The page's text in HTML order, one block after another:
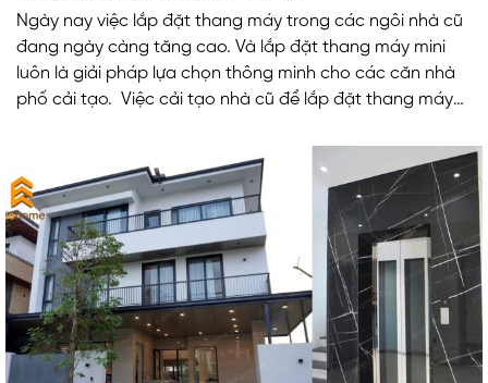
Ngày nay việc lắp đặt thang máy trong các ngôi nhà cũ
đang ngày càng tăng cao. Và lắp đặt thang máy mini
luôn là giải pháp lựa chọn thông minh cho các căn nhà
phố cải tạo. Việc cải tạo nhà cũ để lắp đặt thang máy
sống mà còn làm tăng giá trị cho căn nhà.